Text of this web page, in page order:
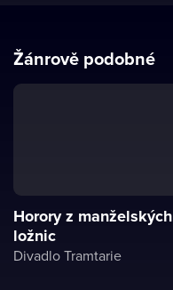
Žánrově podobné
Horory z manželských
ložnic
Divadlo Tramtarie